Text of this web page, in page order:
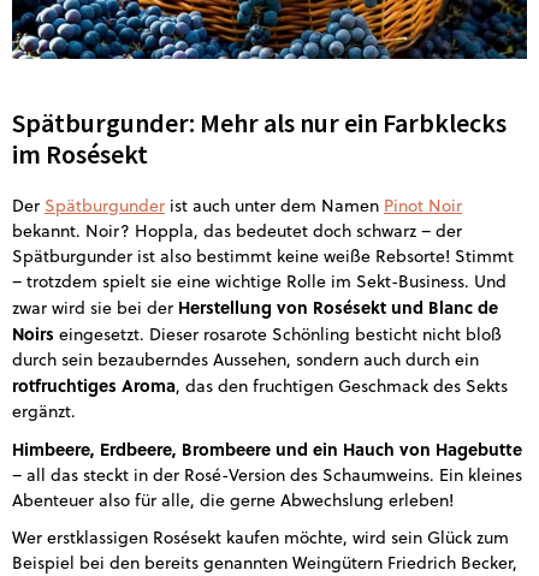
Spätburgunder: Mehr als nur ein Farbklecks
im Rosésekt
Der Spätburgunder ist auch unter dem Namen Pinot Noir
bekannt. Noir? Hoppla, das bedeutet doch schwarz – der
Spätburgunder ist also bestimmt keine weiße Rebsorte! Stimmt
– trotzdem spielt sie eine wichtige Rolle im Sekt-Business. Und
zwar wird sie bei der Herstellung von Rosésekt und Blanc de
Noirs eingesetzt. Dieser rosarote Schönling besticht nicht bloß
durch sein bezauberndes Aussehen, sondern auch durch ein
rotfruchtiges Aroma, das den fruchtigen Geschmack des Sekts
ergänzt.
Himbeere, Erdbeere, Brombeere und ein Hauch von Hagebutte
– all das steckt in der Rosé-Version des Schaumweins. Ein kleines
Abenteuer also für alle, die gerne Abwechslung erleben!
Wer erstklassigen Rosésekt kaufen möchte, wird sein Glück zum
Beispiel bei den bereits genannten Weingütern Friedrich Becker,